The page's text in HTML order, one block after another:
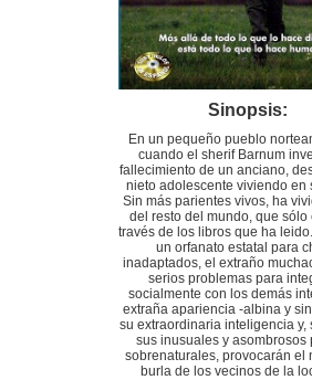
Sinopsis:
En un pequeño pueblo
cuando el sherif Barnum
fallecimiento de un anciano,
nieto adolescente viviendo en
Sin más parientes vivos, ha
del resto del mundo, que sólo
través de los libros que ha
un orfanato estatal para
inadaptados, el extraño
serios problemas para
socialmente con los demás
extraña apariencia -albina y
su extraordinaria inteligencia y,
sus inusuales y asombrosos
sobrenaturales, provocarán el
burla de los vecinos de la